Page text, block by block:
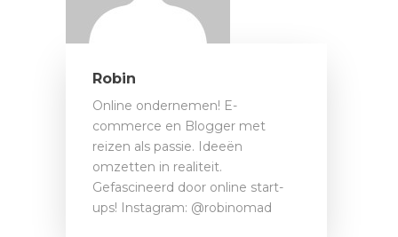
Robin
Online ondernemen! E-
commerce en Blogger met
reizen als passie. Ideeën
omzetten in realiteit.
Gefascineerd door online start-
ups! Instagram: @robinomad